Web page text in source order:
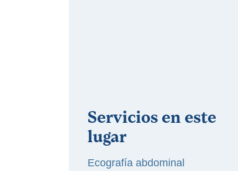
Servicios en este
lugar
Ecografía abdominal